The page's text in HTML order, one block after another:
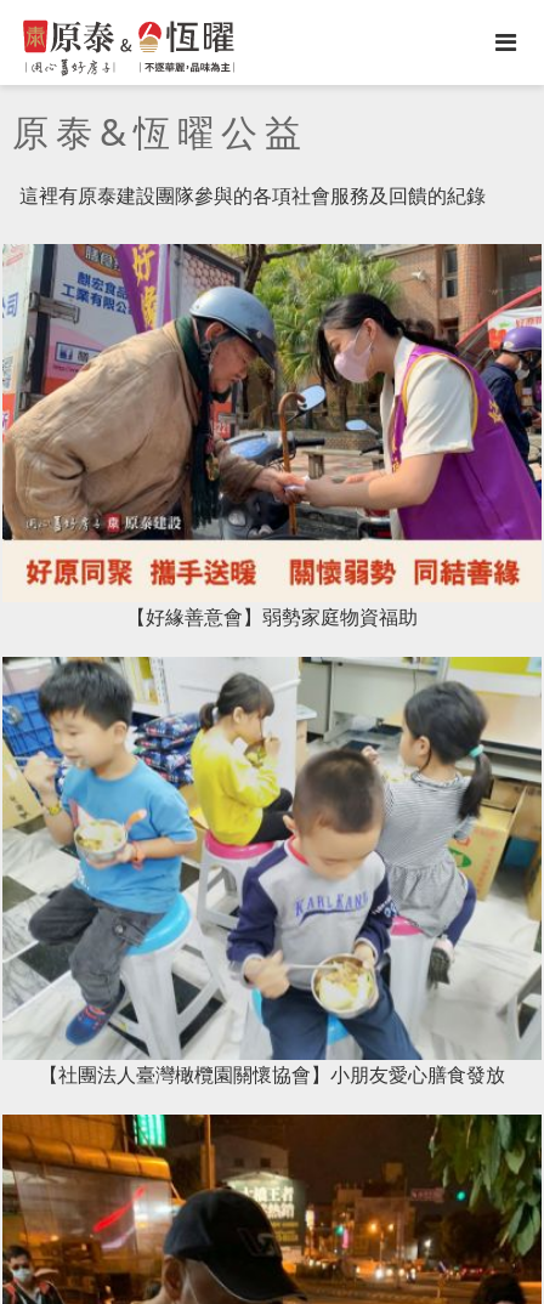
原泰&恆曜公益
這裡有原泰建設團隊參與的各項社會服務及回饋的紀錄
【好緣善意會】弱勢家庭物資福助
【社團法人臺灣橄欖園關懷協會】小朋友愛心膳食發放